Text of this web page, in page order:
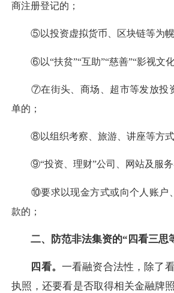
商注册登记的；
⑤以投资虚拟货币、区块链等为幌
⑥以“扶贫”“互助”“慈善”“影视文化
⑦在街头、商场、超市等发放投
单的；
⑧以组织考察、旅游、讲座等方式
⑨“投资、理财”公司、网站及服务
⑩要求以现金方式或向个人账户
款的；
二、防范非法集资的“四看三思
四看。 一看融资合法性，除了
执照，还要看是否取得相关金融牌